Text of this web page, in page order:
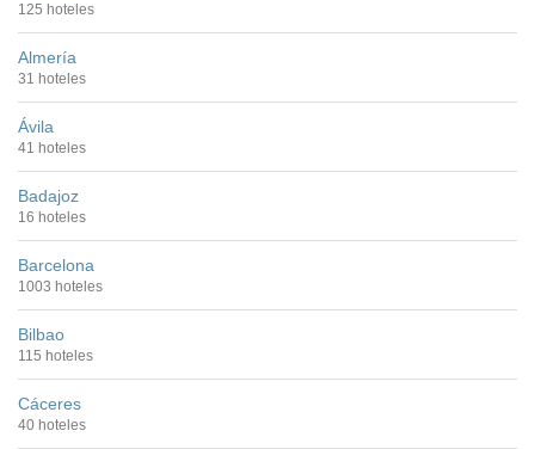
125 hoteles
Almería
31 hoteles
Ávila
41 hoteles
Badajoz
16 hoteles
Barcelona
1003 hoteles
Bilbao
115 hoteles
Cáceres
40 hoteles